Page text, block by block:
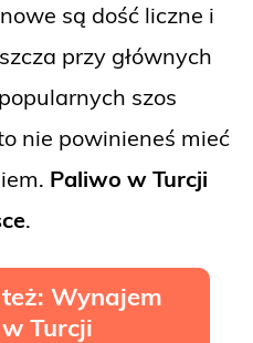
są dość liczne i
przy głównych
szos
nie powinieneś mieć
Paliwo w Turcji
.
Wynajem
Turcji